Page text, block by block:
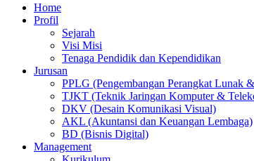
Home
Profil
Sejarah
Visi Misi
Tenaga Pendidik dan Kependidikan
Jurusan
PPLG (Pengembangan Perangkat Lunak
TJKT (Teknik Jaringan Komputer &
DKV (Desain Komunikasi Visual)
AKL (Akuntansi dan Keuangan Lembaga)
BD (Bisnis Digital)
Management